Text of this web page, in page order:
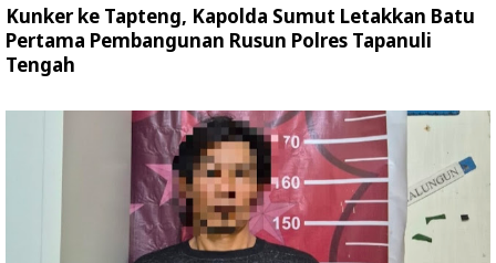
Kunker ke Tapteng, Kapolda Sumut Letakkan Batu
Pertama Pembangunan Rusun Polres Tapanuli
Tengah